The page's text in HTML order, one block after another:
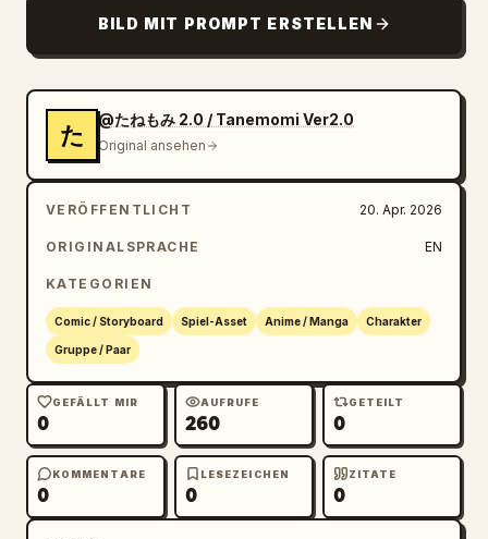
Hintergrund abhebt.
BILD MIT PROMPT ERSTELLEN
た
@たねもみ 2.0 / Tanemomi Ver2.0
Original ansehen
VERÖFFENTLICHT 20. Apr. 2026
ORIGINALSPRACHE EN
KATEGORIEN
Comic / Storyboard Spiel-Asset Anime / Manga Charakter
Gruppe / Paar
GEFÄLLT MIR
0
AUFRUFE
260
GETEILT
0
KOMMENTARE
0
LESEZEICHEN
0
ZITATE
0